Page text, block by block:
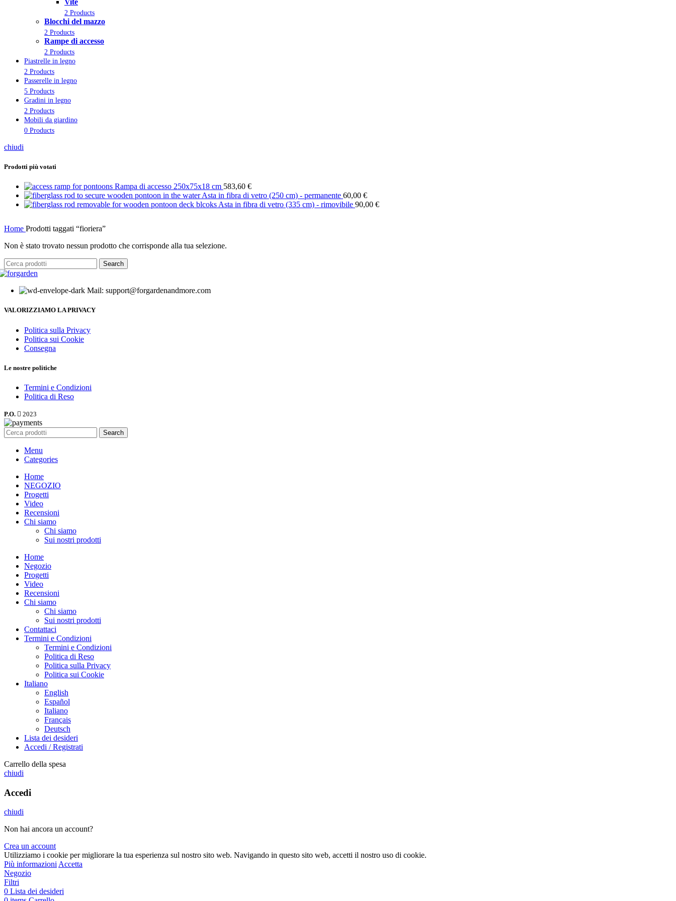
2 Products
Blocchi del mazzo
2 Products
Rampe di accesso
2 Products
Piastrelle in legno
2 Products
Passerelle in legno
5 Products
Gradini in legno
2 Products
Mobili da giardino
0 Products
chiudi
Prodotti più votati
Rampa di accesso 250x75x18 cm 583,60 €
Asta in fibra di vetro (250 cm) - permanente 60,00 €
Asta in fibra di vetro (335 cm) - rimovibile 90,00 €
Home Prodotti taggati “fioriera”
Non è stato trovato nessun prodotto che corrisponde alla tua selezione.
Search
Mail: support@forgardenandmore.com
VALORIZZIAMO LA PRIVACY
Politica sulla Privacy
Politica sui Cookie
Consegna
Le nostre politiche
Termini e Condizioni
Politica di Reso
P.O. 2023
Search
Menu
Categories
Home
NEGOZIO
Progetti
Video
Recensioni
Chi siamo
Chi siamo
Sui nostri prodotti
Home
Negozio
Progetti
Video
Recensioni
Chi siamo
Chi siamo
Sui nostri prodotti
Contattaci
Termini e Condizioni
Termini e Condizioni
Politica di Reso
Politica sulla Privacy
Politica sui Cookie
Italiano
English
Español
Italiano
Français
Deutsch
Lista dei desideri
Accedi / Registrati
Carrello della spesa
chiudi
Accedi
chiudi
Non hai ancora un account?
Crea un account
Utilizziamo i cookie per migliorare la tua esperienza sul nostro sito web. Navigando in questo sito web, accetti il nostro uso di cookie.
Più informazioni Accetta
Negozio
Filtri
0 Lista dei desideri